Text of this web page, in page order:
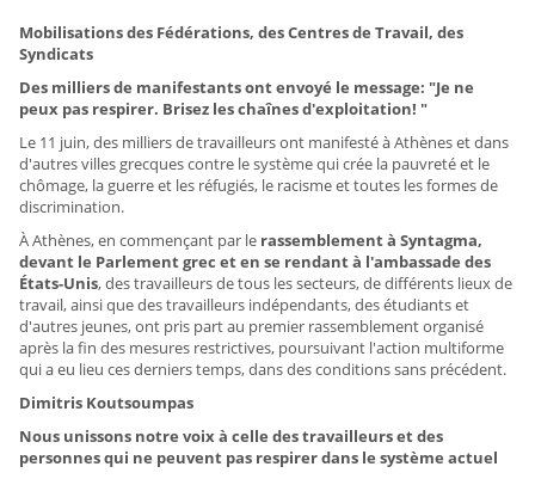
Mobilisations des Fédérations, des Centres de Travail, des
Syndicats
Des milliers de manifestants ont envoyé le message: "Je ne
peux pas respirer. Brisez les chaînes d'exploitation! "
Le 11 juin, des milliers de travailleurs ont manifesté à Athènes et dans
d'autres villes grecques contre le système qui crée la pauvreté et le
chômage, la guerre et les réfugiés, le racisme et toutes les formes de
discrimination.
À Athènes, en commençant par le rassemblement à Syntagma,
devant le Parlement grec et en se rendant à l'ambassade des
États-Unis, des travailleurs de tous les secteurs, de différents lieux de
travail, ainsi que des travailleurs indépendants, des étudiants et
d'autres jeunes, ont pris part au premier rassemblement organisé
après la fin des mesures restrictives, poursuivant l'action multiforme
qui a eu lieu ces derniers temps, dans des conditions sans précédent.
Dimitris Koutsoumpas
Nous unissons notre voix à celle des travailleurs et des
personnes qui ne peuvent pas respirer dans le système actuel